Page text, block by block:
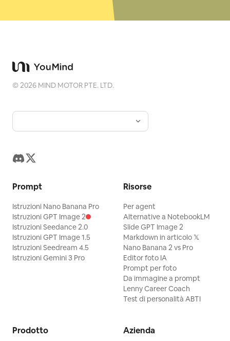
©2026 MIND MOTOR PTE. LTD.
Prompt
Istruzioni Nano Banana Pro
Istruzioni GPT Image 2
Istruzioni Seedance 2.0
Istruzioni GPT Image 1.5
Istruzioni Seedream 4.5
Istruzioni Gemini 3 Pro
Risorse
Per agent
Alternative a NotebookLM
Slide GPT Image 2
Markdown in articolo 𝕏
Nano Banana 2 vs Pro
Editor foto IA
Prompt per foto
Da immagine a prompt
Lenny Career Coach
Test di personalità ABTI
Prodotto Azienda